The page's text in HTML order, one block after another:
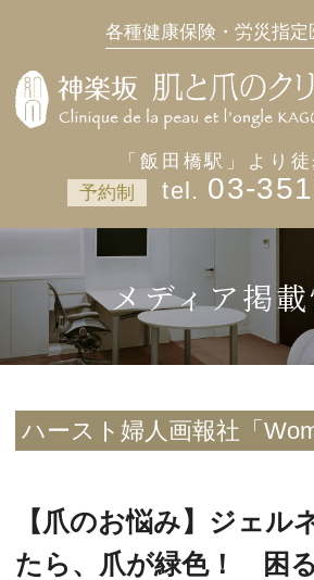
各種健康保険・労災指定
「飯田橋駅」より
予約制
03-
メディア掲
ハースト婦人画報社「
【爪のお悩み】ジェル
たら、爪が緑色！ 困